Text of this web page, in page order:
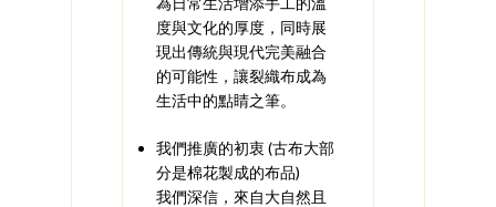
度與文化的厚度，同時展
現出傳統與現代完美融合
的可能性，讓裂織布成為
生活中的點睛之筆。
我們推廣的初衷 (古布大部
分是棉花製成的布品)
我們深信，來自大自然且